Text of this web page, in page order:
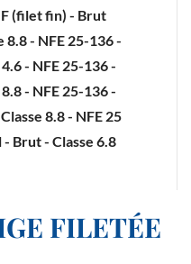
(filet fin) - Brut
8.8 - NFE 25-136 -
- NFE 25-136 -
- NFE 25-136 -
8.8 - NFE 25
Brut - Classe 6.8
FILETÉE